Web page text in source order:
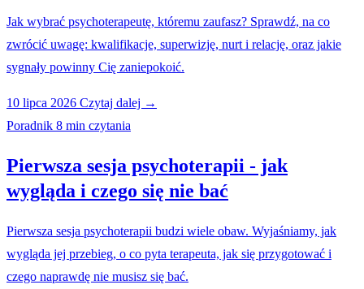
Jak wybrać psychoterapeutę, któremu zaufasz? Sprawdź, na co
zwrócić uwagę: kwalifikacje, superwizję, nurt i relację, oraz jakie
sygnały powinny Cię zaniepokoić.
10 lipca 2026 Czytaj dalej →
Poradnik 8 min czytania
Pierwsza sesja psychoterapii - jak
wygląda i czego się nie bać
Pierwsza sesja psychoterapii budzi wiele obaw. Wyjaśniamy, jak
wygląda jej przebieg, o co pyta terapeuta, jak się przygotować i
czego naprawdę nie musisz się bać.